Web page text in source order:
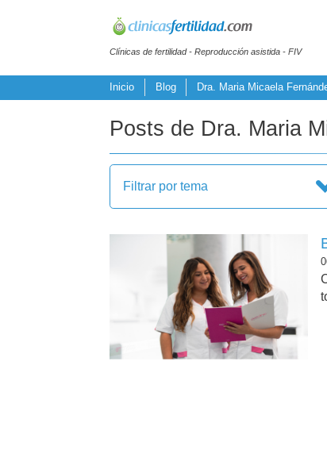
Clínicas de fertilidad - Reproducción asistida - FIV
Inicio Blog Dra. Maria Micaela
Posts de Dra. Maria
Filtrar por tema